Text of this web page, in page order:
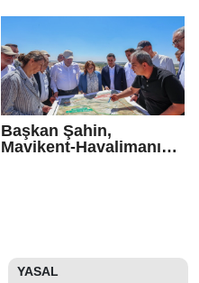
görülecek
Başkan Şahin,
Mavikent-Havalimanı
YASAL